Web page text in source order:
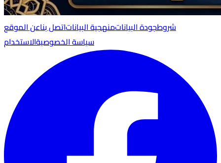
عن الموقعاتصل بنامنهجية البياناتجودة البياناتشروط
الاستخدامسياسة الخصوصية